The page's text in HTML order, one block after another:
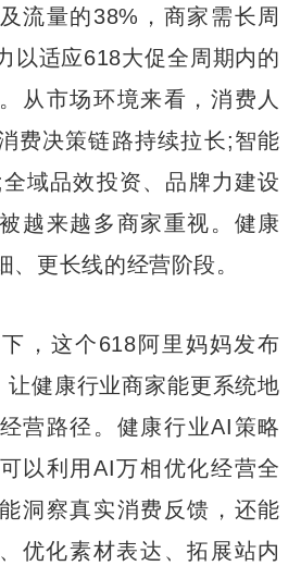
流量的38%，商家需长周
以适应618大促全周期内的
从市场环境来看，消费人
费决策链路持续拉长;智能
域品效投资、品牌力建设
越来越多商家重视。健康
、更长线的经营阶段。
这个618阿里妈妈发布
让健康行业商家能更系统地
营路径。健康行业AI策略
以利用AI万相优化经营全
洞察真实消费反馈，还能
优化素材表达、拓展站内